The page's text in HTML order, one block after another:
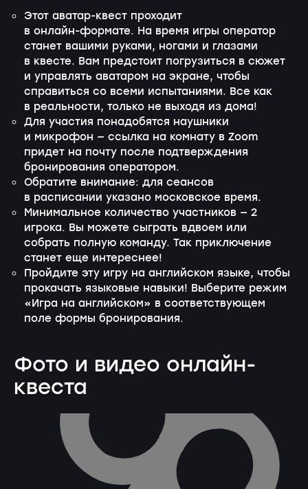
Этот аватар-квест проходит
в онлайн-формате. На время игры оператор
станет вашими руками, ногами и глазами
в квесте. Вам предстоит погрузиться в сюжет
и управлять аватаром на экране, чтобы
справиться со всеми испытаниями. Все как
в реальности, только не выходя из дома!
Для участия понадобятся наушники
и микрофон — ссылка на комнату в Zoom
придет на почту после подтверждения
бронирования оператором.
Обратите внимание: для сеансов
в расписании указано московское время.
Минимальное количество участников — 2
игрока. Вы можете сыграть вдвоем или
собрать полную команду. Так приключение
станет еще интереснее!
Пройдите эту игру на английском языке, чтобы
прокачать языковые навыки! Выберите режим
«Игра на английском» в соответствующем
поле формы бронирования.
Фото и видео онлайн-
квеста